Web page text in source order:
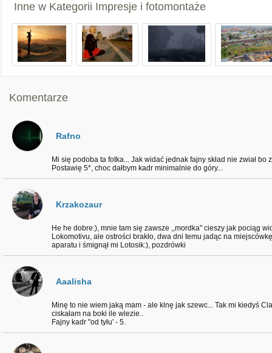
Inne w Kategorii Impresje i fotomontaże
Komentarze
Rafno
Mi się podoba ta fotka... Jak widać jednak fajny skład nie zwiał bo
Postawię 5*, choc dałbym kadr minimalnie do góry...
Krzakozaur
He he dobre:), mnie tam się zawsze ,,mordka" cieszy jak pociąg
Lokomotivu, ale ostrości brakło, dwa dni temu jadąc na
aparatu i śmignął mi Lotosik:), pozdrówki
Aaalisha
Minę to nie wiem jaką mam - ale klnę jak szewc... Tak mi kiedyś
ciskałam na boki ile wlezie..
Fajny kadr "od tyłu' - 5.